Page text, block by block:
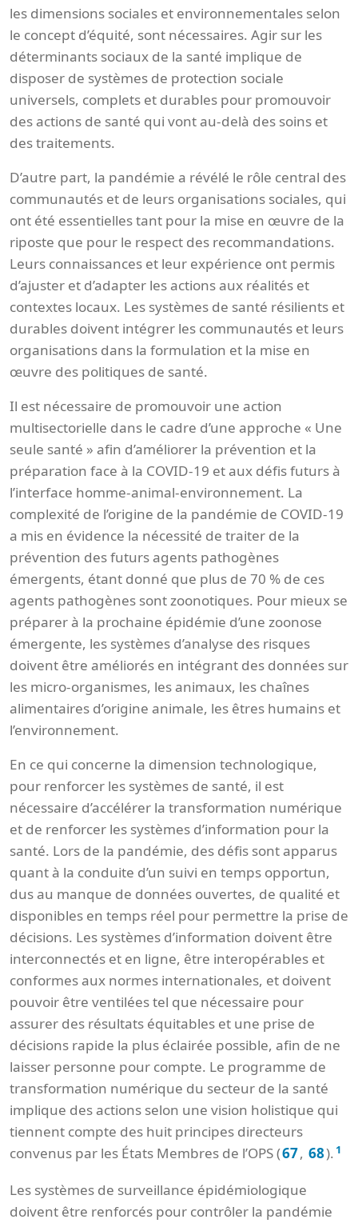
les dimensions sociales et environnementales selon
le concept d’équité, sont nécessaires. Agir sur les
déterminants sociaux de la santé implique de
disposer de systèmes de protection sociale
universels, complets et durables pour promouvoir
des actions de santé qui vont au-delà des soins et
des traitements.
D’autre part, la pandémie a révélé le rôle central des
communautés et de leurs organisations sociales, qui
ont été essentielles tant pour la mise en œuvre de la
riposte que pour le respect des recommandations.
Leurs connaissances et leur expérience ont permis
d’ajuster et d’adapter les actions aux réalités et
contextes locaux. Les systèmes de santé résilients et
durables doivent intégrer les communautés et leurs
organisations dans la formulation et la mise en
œuvre des politiques de santé.
Il est nécessaire de promouvoir une action
multisectorielle dans le cadre d’une approche « Une
seule santé » afin d’améliorer la prévention et la
préparation face à la COVID-19 et aux défis futurs à
l’interface homme-animal-environnement. La
complexité de l’origine de la pandémie de COVID-19
a mis en évidence la nécessité de traiter de la
prévention des futurs agents pathogènes
émergents, étant donné que plus de 70 % de ces
agents pathogènes sont zoonotiques. Pour mieux se
préparer à la prochaine épidémie d’une zoonose
émergente, les systèmes d’analyse des risques
doivent être améliorés en intégrant des données sur
les micro-organismes, les animaux, les chaînes
alimentaires d’origine animale, les êtres humains et
l’environnement.
En ce qui concerne la dimension technologique,
pour renforcer les systèmes de santé, il est
nécessaire d’accélérer la transformation numérique
et de renforcer les systèmes d’information pour la
santé. Lors de la pandémie, des défis sont apparus
quant à la conduite d’un suivi en temps opportun,
dus au manque de données ouvertes, de qualité et
disponibles en temps réel pour permettre la prise de
décisions. Les systèmes d’information doivent être
interconnectés et en ligne, être interopérables et
conformes aux normes internationales, et doivent
pouvoir être ventilées tel que nécessaire pour
assurer des résultats équitables et une prise de
décisions rapide la plus éclairée possible, afin de ne
laisser personne pour compte. Le programme de
transformation numérique du secteur de la santé
implique des actions selon une vision holistique qui
tiennent compte des huit principes directeurs
convenus par les États Membres de l’OPS (67, 68). 1
Les systèmes de surveillance épidémiologique
doivent être renforcés pour contrôler la pandémie